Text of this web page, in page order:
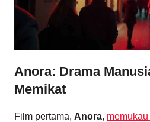
Anora: Drama
Memikat
Film pertama, Anora,